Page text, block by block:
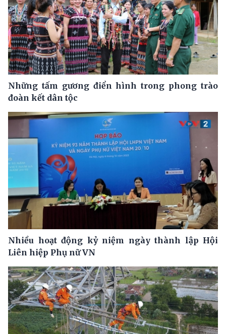
Những tấm gương điển hình trong phong trào
đoàn kết dân tộc
Nhiều hoạt động kỷ niệm ngày thành lập Hội
Liên hiệp Phụ nữ VN